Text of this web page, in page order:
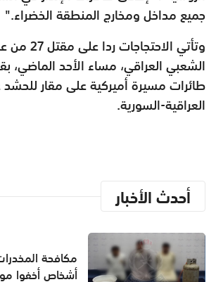
جميع مداخل ومخارج المنطقة الخضراء".
وتأتي
الشعبي العراقي، مساء الأحد الماضي،
طائرات مسيرة أميركية على مقار
العراقية-السورية.
أحدث الأخبار
أشخاص أخفوا